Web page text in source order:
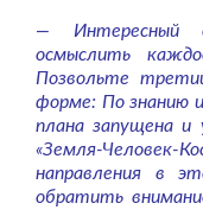
— Интересный
осмыслить
Позвольте
форме: По знанию
плана запущена и
«Земля-
направления в
обратить